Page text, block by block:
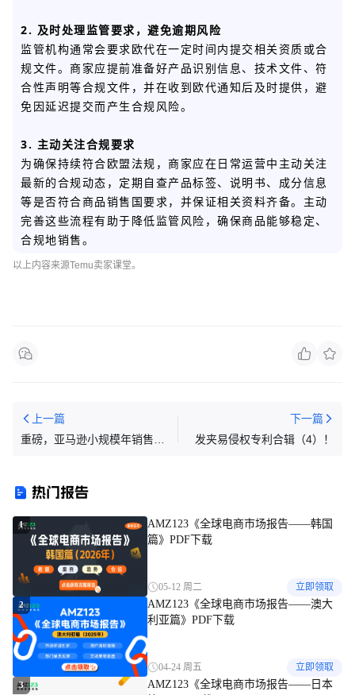
2. 及时处理监管要求，避免逾期风险
监管机构通常会要求欧代在一定时间内提交相关资质或合
规文件。商家应提前准备好产品识别信息、技术文件、符
合性声明等合规文件，并在收到欧代通知后及时提供，避
免因延迟提交而产生合规风险。
3. 主动关注合规要求
为确保持续符合欧盟法规，商家应在日常运营中主动关注
最新的合规动态，定期自查产品标签、说明书、成分信息
等是否符合商品销售国要求，并保证相关资料齐备。主动
完善这些流程有助于降低监管风险，确保商品能够稳定、
合规地销售。
以上内容来源Temu卖家课堂。
上一篇
重磅，亚马逊小规模年销售
下一篇
发夹易侵权专利合辑（4）！
热门报告
1
AMZ123《全球电商市场报告——韩国
篇》PDF下载
05-12 周二 立即领取
2
AMZ123《全球电商市场报告——澳大
利亚篇》PDF下载
04-24 周五 立即领取
3
AMZ123《全球电商市场报告——日本